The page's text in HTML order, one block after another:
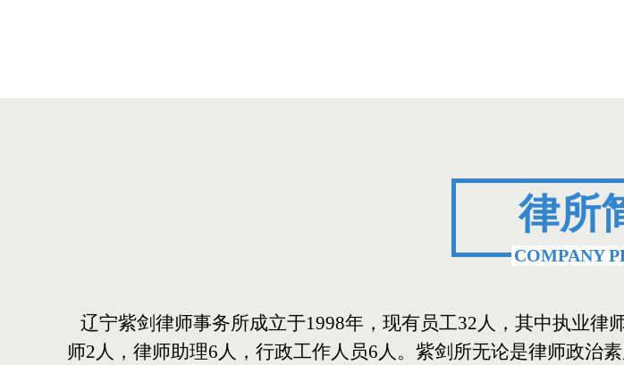
律所
COMPANY
辽宁紫剑律师事务所成立于1998年，现有员工32人，其中执业律
师2人，律师助理6人，行政工作人员6人。紫剑所无论是律师政治